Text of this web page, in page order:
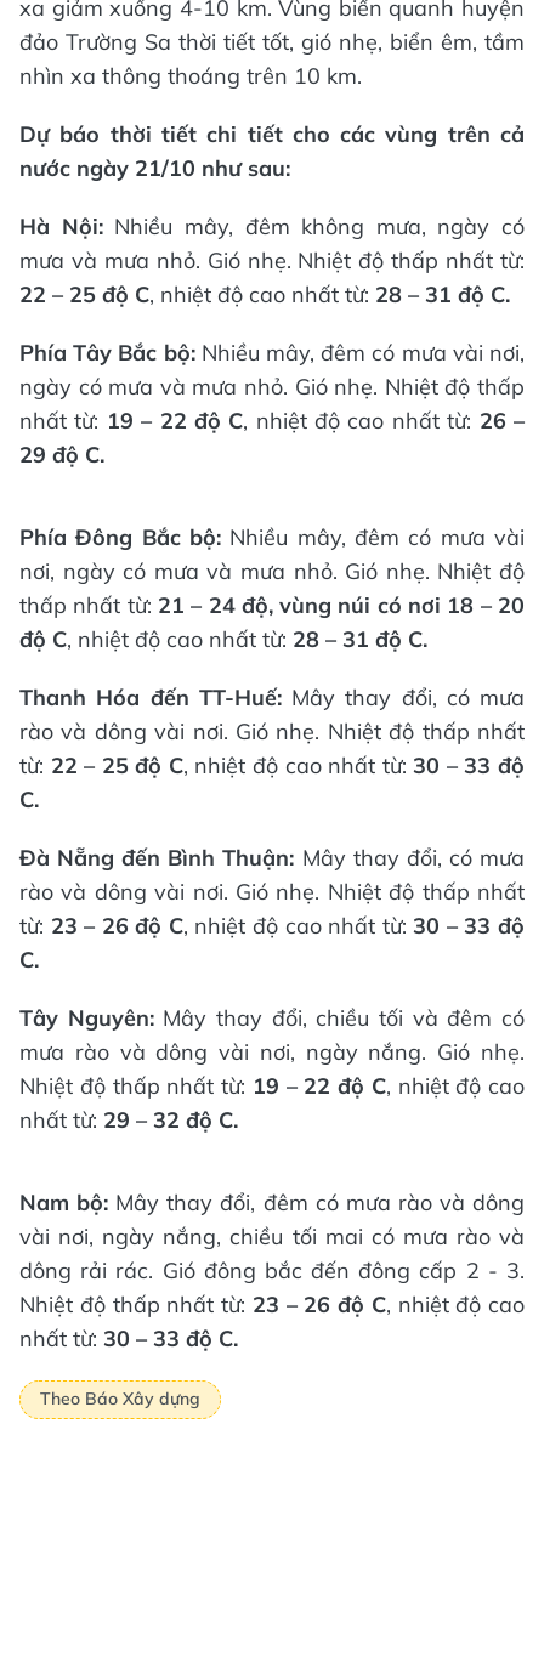
xa giảm xuống 4-10 km. Vùng biển quanh huyện
đảo Trường Sa thời tiết tốt, gió nhẹ, biển êm, tầm
nhìn xa thông thoáng trên 10 km.
Dự báo thời tiết chi tiết cho các vùng trên cả
nước ngày 21/10 như sau:
Hà Nội:Nhiều mây, đêm không mưa, ngày có
mưa và mưa nhỏ. Gió nhẹ. Nhiệt độ thấp nhất từ:
22 – 25 độ C, nhiệt độ cao nhất từ: 28 – 31 độ C.
Phía Tây Bắc bộ:Nhiều mây, đêm có mưa vài nơi,
ngày có mưa và mưa nhỏ. Gió nhẹ. Nhiệt độ thấp
nhất từ: 19 – 22 độ C, nhiệt độ cao nhất từ: 26 –
29 độ C.
Phía Đông Bắc bộ: Nhiều mây, đêm có mưa vài
nơi, ngày có mưa và mưa nhỏ. Gió nhẹ. Nhiệt độ
thấp nhất từ: 21 – 24 độ, vùng núi có nơi 18 – 20
độ C, nhiệt độ cao nhất từ: 28 – 31 độ C.
Thanh Hóa đến TT-Huế:Mây thay đổi, có mưa
rào và dông vài nơi. Gió nhẹ. Nhiệt độ thấp nhất
từ: 22 – 25 độ C, nhiệt độ cao nhất từ:30 – 33 độ
C.
Đà Nẵng đến Bình Thuận: Mây thay đổi, có mưa
rào và dông vài nơi. Gió nhẹ. Nhiệt độ thấp nhất
từ: 23 – 26 độ C, nhiệt độ cao nhất từ:30 – 33 độ
C.
Tây Nguyên:Mây thay đổi, chiều tối và đêm có
mưa rào và dông vài nơi, ngày nắng. Gió nhẹ.
Nhiệt độ thấp nhất từ: 19 – 22 độ C, nhiệt độ cao
nhất từ: 29 – 32 độ C.
Nam bộ: Mây thay đổi, đêm có mưa rào và dông
vài nơi, ngày nắng, chiều tối mai có mưa rào và
dông rải rác. Gió đông bắc đến đông cấp 2 - 3.
Nhiệt độ thấp nhất từ: 23 – 26 độ C, nhiệt độ cao
nhất từ: 30 – 33 độ C.
Theo Báo Xây dựng